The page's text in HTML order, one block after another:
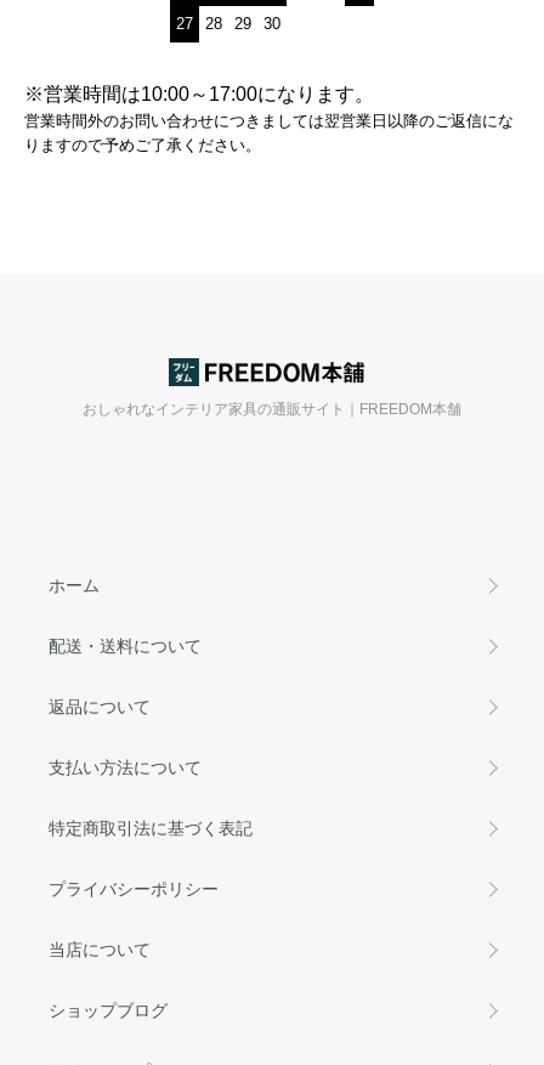
27
28 29 30
※営業時間は10:00～17:00になります。
営業時間外のお問い合わせにつきましては翌営業日以降のご返信にな
りますので予めご了承ください。
おしゃれなインテリア家具の通販サイト｜FREEDOM本舗
ホーム
配送・送料について
返品について
支払い方法について
特定商取引法に基づく表記
プライバシーポリシー
当店について
ショップブログ